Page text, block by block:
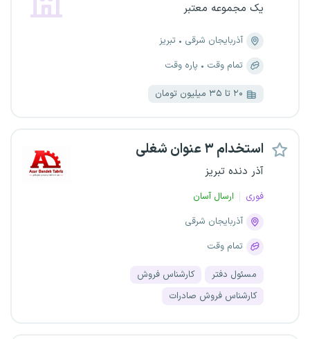
یک مجموعه معتبر
آذربایجان شرقی
تبریز
تمام وقت
پاره وقت
۲۰ تا ۳۵ میلیون تومان
استخدام ۳ عنوان شغلی
آذر دنده تبریز
فوری
ارسال آسان
آذربایجان شرقی
تمام وقت
مسئول دفتر
کارشناس فروش
کارشناس فروش صادرات